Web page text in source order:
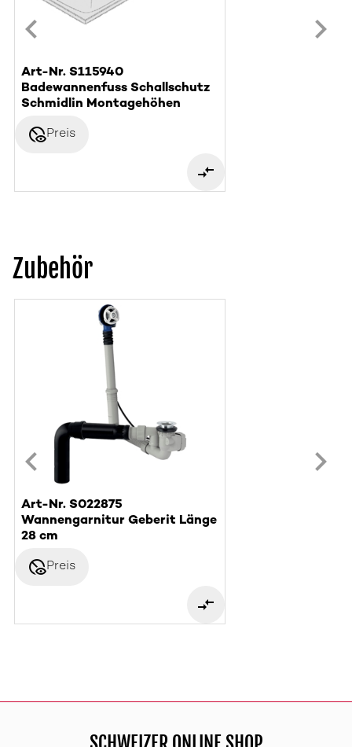
Art-Nr. S115940
Badewannenfuss Schallschutz
Schmidlin Montagehöhen
disabled_visiblePreis
Zubehör
Art-Nr. S022875
Wannengarnitur Geberit Länge
28 cm
disabled_visiblePreis